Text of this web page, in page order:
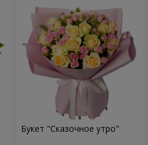
Букет "Сказочное утро"